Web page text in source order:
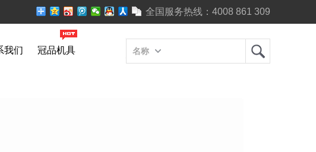
全国服务热线： 4008 861 309
我们 冠品机具 名称